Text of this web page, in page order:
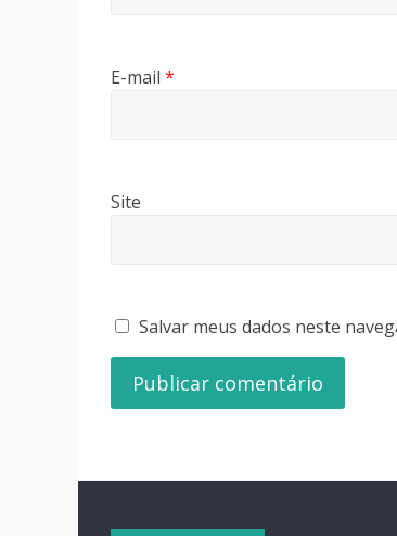
E-mail *
Site
Salvar meus dados neste